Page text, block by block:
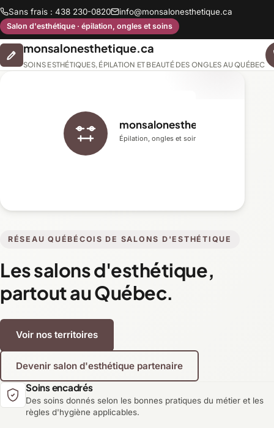
Sans frais : 438 230-0820 info@monsalonesthetique.ca
Salon d'esthétique · épilation, ongles et soins
monsalonesthetique.ca
SOINS ESTHÉTIQUES, ÉPILATION ET BEAUTÉ DES ONGLES AU QUÉBEC
RÉSEAU QUÉBÉCOIS DE SALONS D'ESTHÉTIQUE
Les salons d'esthétique,
partout au Québec.
Voir nos territoires
Devenir salon d'esthétique partenaire
monsalonesthetique.ca
Épilation, ongles et soins du visage
Soins encadrés
Des soins donnés selon les bonnes pratiques du métier et les
règles d'hygiène applicables.